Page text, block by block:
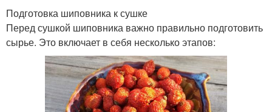
Подготовка шиповника к сушке
Перед сушкой шиповника важно правильно подготовить
сырье. Это включает в себя несколько этапов: